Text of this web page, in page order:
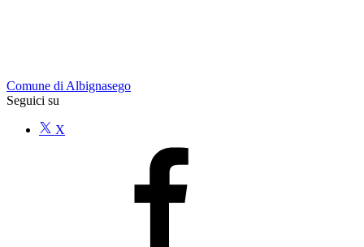
Comune di Albignasego
Seguici su
X